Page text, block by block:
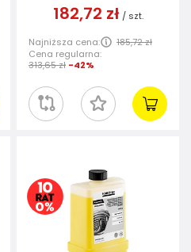
182,72 zł / szt.
Najniższa cena:
185,72 zł
Cena regularna:
313,65 zł -42%